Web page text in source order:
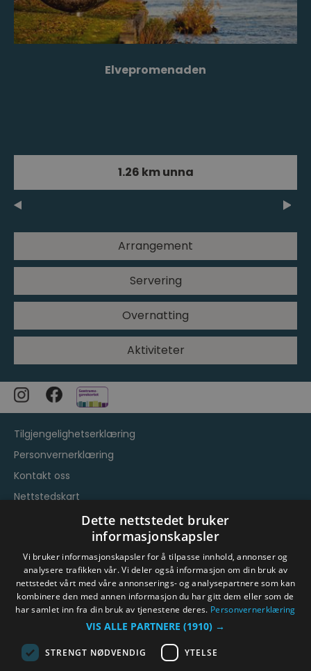
Elvepromenaden
1.26 km unna
Arrangement
Servering
Overnatting
Aktiviteter
Tilgjengelighetserklæring
Personvernerklæring
Kontakt oss
Nettstedskart
Vilkår og betingelser
© Byen Vår Drammen/Destinasjon Drammen 2026.
Dette nettstedet bruker
informasjonskapsler
Vi bruker informasjonskapsler for å tilpasse innhold, annonser og
analysere trafikken vår. Vi deler også informasjon om din bruk av
nettstedet vårt med våre annonserings- og analysepartnere som kan
kombinere den med annen informasjon du har gitt dem eller som de
har samlet inn fra din bruk av tjenestene deres. Personvernerklæring
VIS ALLE PARTNERE (1910) →
STRENGT NØDVENDIG YTELSE